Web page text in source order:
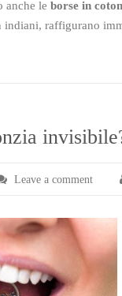
anche le borse in
indiani, raffigurano
Leave a comment